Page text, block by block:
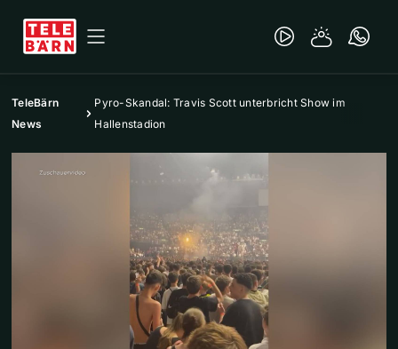
TeleBärn
News
Pyro-Skandal: Travis Scott unterbricht Show im
Hallenstadion